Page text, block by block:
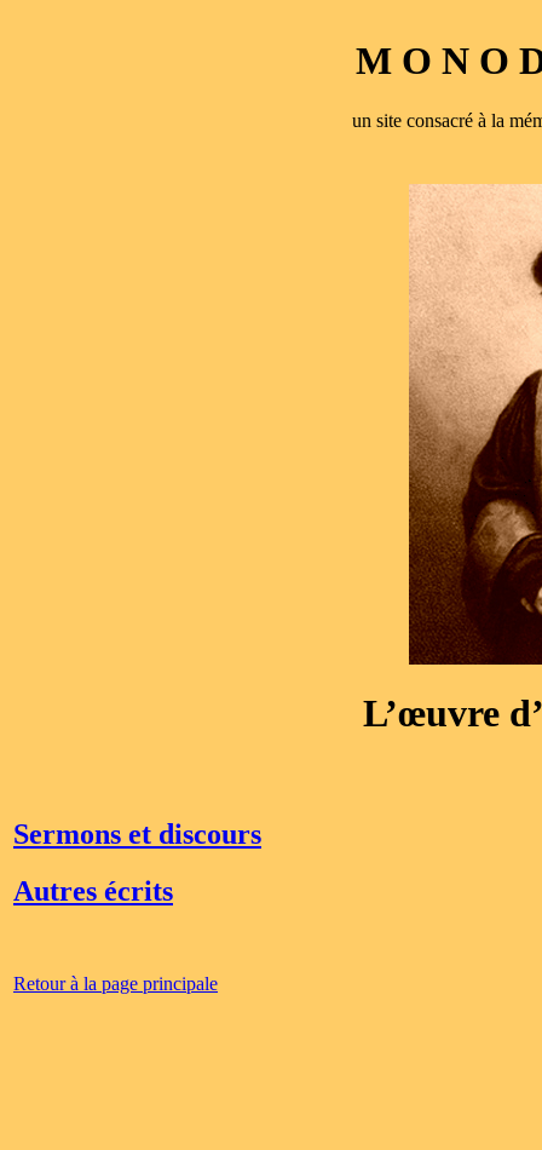
M O N O
un site consacré à la
L’œuvre
Sermons et discours
Autres écrits
Retour à la page principale